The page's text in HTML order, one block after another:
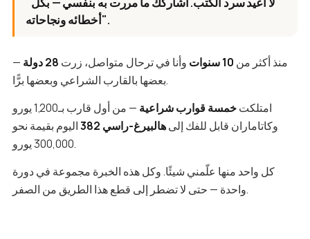
أخطائه ونجاحاته".
منذ أكثر من 10 سنوات وأنا في ترحال متواصل، زرت 28 دولة
—
بعضها بالقارب الشراعي وبعضها برًّا.
امتلكتخمسة قوارب شراعية
— من أول قارب بـ1,200 يورو
وكاتاماران قابل للفك إلىهالبيرغ-راسي 382
اليوم بقيمة نحو
300,000 يورو.
كل واحد منها علّمني شيئًا. وكل هذه الخبرة مجموعة في دورة
واحدة — حتى لا تضطر إلى قطع هذا الطريق من الصفر.